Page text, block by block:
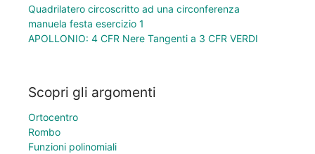
Quadrilatero circoscritto ad una circonferenza
manuela festa esercizio 1
APOLLONIO: 4 CFR Nere Tangenti a 3 CFR VERDI
Scopri gli argomenti
Ortocentro
Rombo
Funzioni polinomiali